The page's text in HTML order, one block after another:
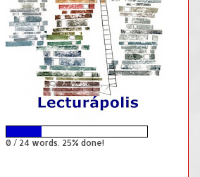
0 / 24 words. 25% done!